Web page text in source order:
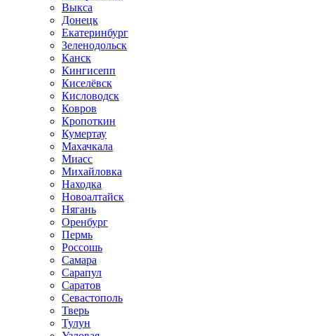
Выкса
Донецк
Екатеринбург
Зеленодольск
Канск
Кингисепп
Киселёвск
Кисловодск
Ковров
Кропоткин
Кумертау
Махачкала
Миасс
Михайловка
Находка
Новоалтайск
Нягань
Оренбург
Пермь
Россошь
Самара
Сарапул
Саратов
Севастополь
Тверь
Тулун